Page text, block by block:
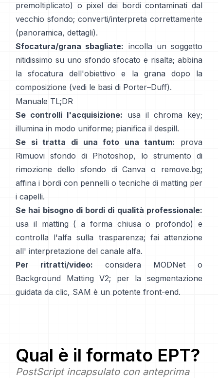
premoltiplicato) o pixel dei bordi contaminati dal
vecchio sfondo; converti/interpreta correttamente
(panoramica, dettagli).
Sfocatura/grana sbagliate: incolla un soggetto
nitidissimo su uno sfondo sfocato e risalta; abbina
la sfocatura dell'obiettivo e la grana dopo la
composizione (vedi le basi di Porter–Duff).
Manuale TL;DR
Se controlli l'acquisizione: usa il chroma key;
illumina in modo uniforme; pianifica il despill.
Se si tratta di una foto una tantum: prova
Rimuovi sfondo di Photoshop, lo strumento di
rimozione dello sfondo di Canva o remove.bg;
affina i bordi con pennelli o tecniche di matting per
i capelli.
Se hai bisogno di bordi di qualità professionale:
usa il matting ( a forma chiusa o profondo) e
controlla l'alfa sulla trasparenza; fai attenzione
all' interpretazione del canale alfa.
Per ritratti/video: considera MODNet o
Background Matting V2; per la segmentazione
guidata da clic, SAM è un potente front-end.
Qual è il formato EPT?
PostScript incapsulato con anteprima